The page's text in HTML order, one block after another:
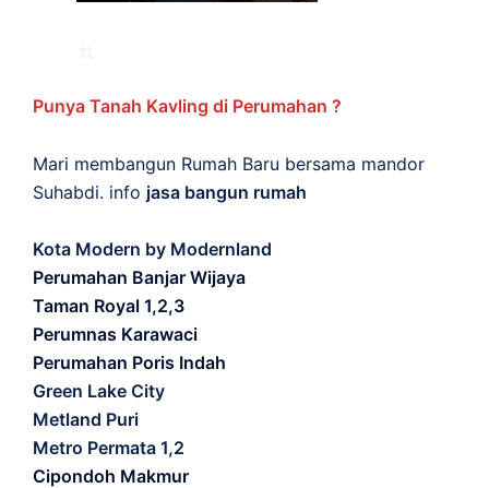
Punya Tanah Kavling di Perumahan ?
Mari membangun Rumah Baru bersama mandor
Suhabdi. info jasa bangun rumah
Kota Modern by Modernland
Perumahan Banjar Wijaya
Taman Royal 1,2,3
Perumnas Karawaci
Perumahan Poris Indah
Green Lake City
Metland Puri
Metro Permata 1,2
Cipondoh Makmur